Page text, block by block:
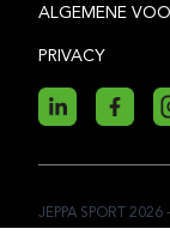
ALGEMENE
PRIVACY
JEPPA SPORT 2026